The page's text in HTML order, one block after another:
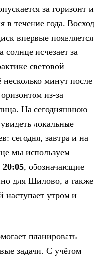
за горизонт и
в течение года. Восход
впервые появляется
солнце исчезает за
световой
минут после
из-за
На сегодняшнюю
локальные
сегодня, завтра и на
мы используем
20:05, обозначающие
для Шилово, а также
наступает утром и
планировать
задачи. С учётом